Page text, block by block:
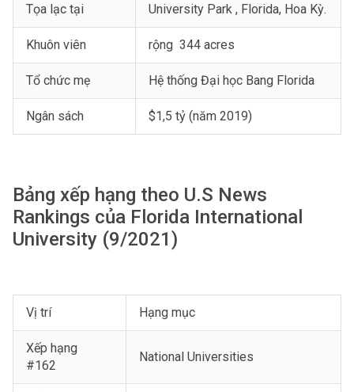
Tọa lạc tại University Park , Florida, Hoa Kỳ.
Khuôn viên rộng 344 acres
Tổ chức mẹ Hệ thống Đại học Bang Florida
Ngân sách $1,5 tỷ (năm 2019)
Bảng xếp hạng theo U.S News
Rankings của Florida International
University (9/2021)
Vị trí Hạng mục
Xếp hạng
#162
National Universities